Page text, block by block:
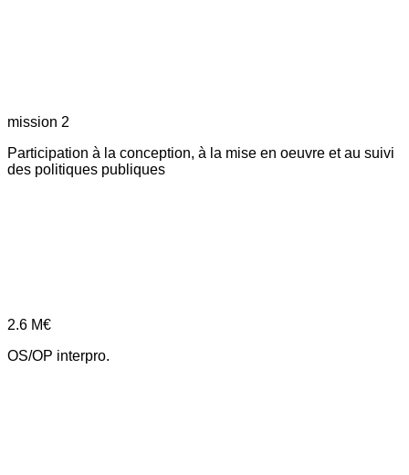
mission 2
Participation à la conception, à la mise en oeuvre et au suivi
des politiques publiques
2.6 M€
OS/OP interpro.